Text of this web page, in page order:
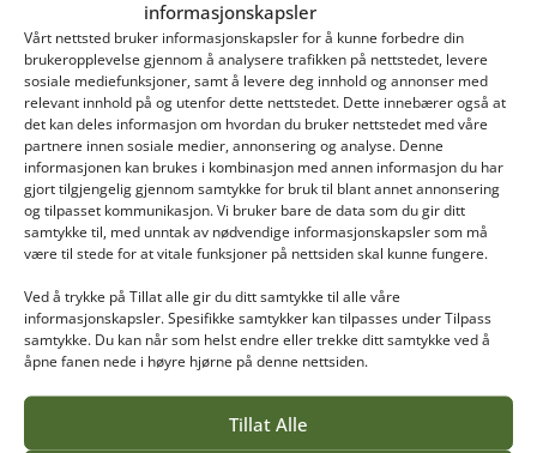
informasjonskapsler
Vårt nettsted bruker informasjonskapsler for å kunne forbedre din
brukeropplevelse gjennom å analysere trafikken på nettstedet, levere
sosiale mediefunksjoner, samt å levere deg innhold og annonser med
relevant innhold på og utenfor dette nettstedet. Dette innebærer også at
det kan deles informasjon om hvordan du bruker nettstedet med våre
partnere innen sosiale medier, annonsering og analyse. Denne
informasjonen kan brukes i kombinasjon med annen informasjon du har
gjort tilgjengelig gjennom samtykke for bruk til blant annet annonsering
og tilpasset kommunikasjon. Vi bruker bare de data som du gir ditt
samtykke til, med unntak av nødvendige informasjonskapsler som må
være til stede for at vitale funksjoner på nettsiden skal kunne fungere.
Ved å trykke på Tillat alle gir du ditt samtykke til alle våre
informasjonskapsler. Spesifikke samtykker kan tilpasses under Tilpass
samtykke. Du kan når som helst endre eller trekke ditt samtykke ved å
åpne fanen nede i høyre hjørne på denne nettsiden.
Tillat Alle
INTERIØR
Interiørdesigner med fokus på bærekraft